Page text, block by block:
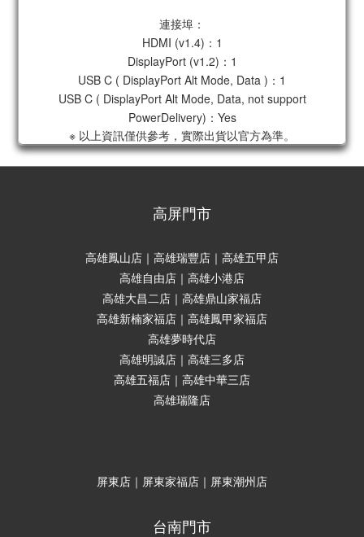
連接埠：
HDMI (v1.4)：1
DisplayPort (v1.2)：1
USB C ( DisplayPort Alt Mode, Data )：1
USB C ( DisplayPort Alt Mode, Data, not support
PowerDelivery)：Yes
※ 以上資訊僅供參考，實際出貨以官方為準。
高屏門市
高雄鳳山店｜高雄瑞豐店｜高雄五甲店
高雄自由店｜高雄小港店
高雄大昌二店｜高雄鼎山家福店
高雄新楠家福店｜高雄鳳甲家福店
高雄夢時代店
高雄明誠店｜高雄三多店
高雄五福店｜高雄中華三店
高雄瑞隆店
屏東店｜屏東家福店｜屏東潮州店
台南門市